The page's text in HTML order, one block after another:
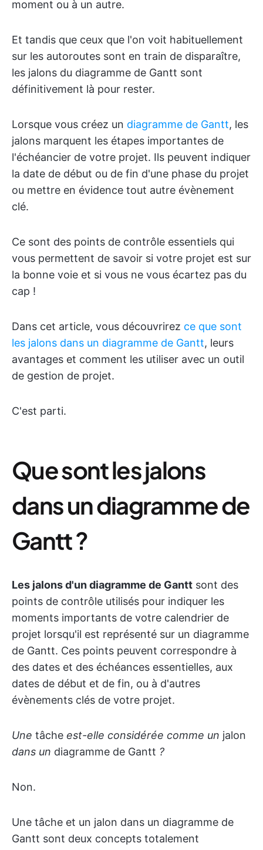
moment ou à un autre.
Et tandis que ceux que l'on voit habituellement
sur les autoroutes sont en train de disparaître,
les jalons du diagramme de Gantt sont
définitivement là pour rester.
Lorsque vous créez un diagramme de Gantt, les
jalons marquent les étapes importantes de
l'échéancier de votre projet. Ils peuvent indiquer
la date de début ou de fin d'une phase du projet
ou mettre en évidence tout autre évènement
clé.
Ce sont des points de contrôle essentiels qui
vous permettent de savoir si votre projet est sur
la bonne voie et si vous ne vous écartez pas du
cap !
Dans cet article, vous découvrirez ce que sont
les jalons dans un diagramme de Gantt, leurs
avantages et comment les utiliser avec un outil
de gestion de projet.
C'est parti.
Que sont les jalons
dans un diagramme de
Gantt ?
Les jalons d'un diagramme de Gantt sont des
points de contrôle utilisés pour indiquer les
moments importants de votre calendrier de
projet lorsqu'il est représenté sur un diagramme
de Gantt. Ces points peuvent correspondre à
des dates et des échéances essentielles, aux
dates de début et de fin, ou à d'autres
évènements clés de votre projet.
Une tâche est-elle considérée comme un jalon
dans un diagramme de Gantt ?
Non.
Une tâche et un jalon dans un diagramme de
Gantt sont deux concepts totalement